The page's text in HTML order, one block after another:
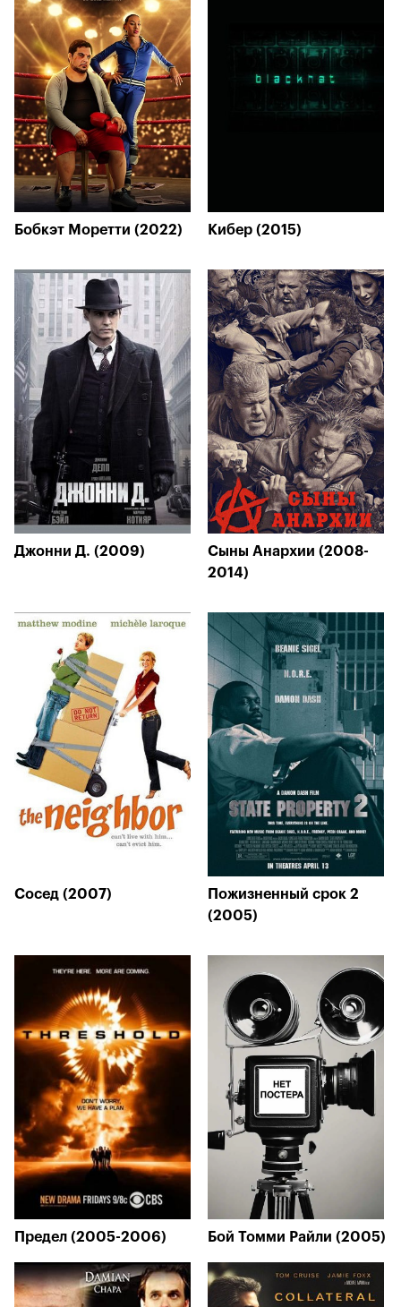
Бобкэт Моретти (2022) Кибер (2015)
Джонни Д. (2009)
Сыны Анархии (2008-
2014)
Сосед (2007)
Пожизненный срок 2
(2005)
Предел (2005-2006) Бой Томми Райли (2005)